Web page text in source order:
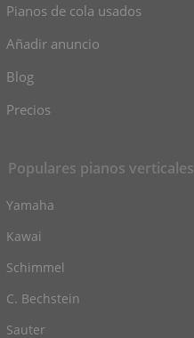
Pianos de cola usados
Añadir anuncio
Blog
Precios
Populares pianos verticales
Yamaha
Kawai
Schimmel
C. Bechstein
Sauter